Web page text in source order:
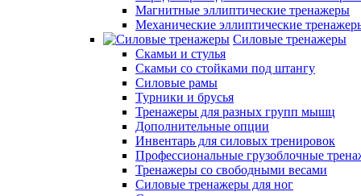
Магнитные эллиптические тренажеры
Механические эллиптические
Силовые тренажеры
Скамьи и стулья
Скамьи со стойками под штангу
Силовые рамы
Турники и брусья
Тренажеры для разных групп мышц
Дополнительные опции
Инвентарь для силовых тренировок
Профессиональные грузоблочные
Тренажеры со свободными весами
Силовые тренажеры для ног